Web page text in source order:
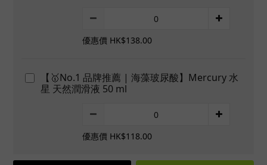
優惠價 HK$138.00
【🥇No.1 品牌推薦 | 海藻玻尿酸】Mercury 水
星 天然潤滑液 50 ml
優惠價 HK$118.00